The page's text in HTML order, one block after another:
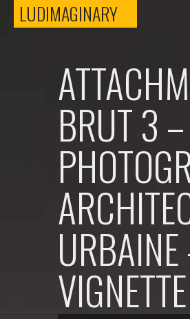
LUDIMAGINARY
BRUT 3 –
VIGNETTE